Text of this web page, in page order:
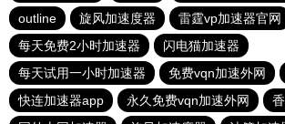
outline
旋风加速度器 雷霆vp加速器官网
每天免费2小时加速器
闪电猫加速器
每天试用一小时加速器
免费vqn加速外网
快连加速器app
永久免费vqn加速外网